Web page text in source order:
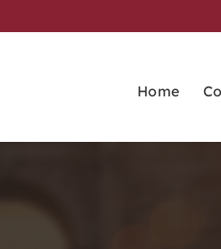
Home